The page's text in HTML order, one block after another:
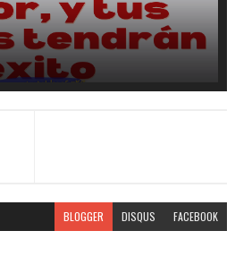
BLOGGER DISQUS FACEBOOK